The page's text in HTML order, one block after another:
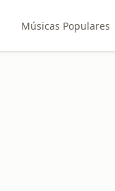
Músicas Populares